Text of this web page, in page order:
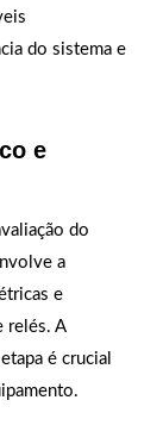
do sistema e
e
do
a
e
relés. A
é crucial